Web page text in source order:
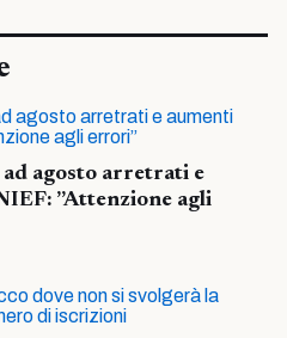
agosto arretrati e
”Attenzione agli